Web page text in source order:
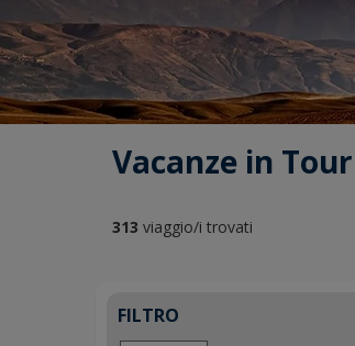
Vacanze in Tour
313 viaggio/i trovati
FILTRO